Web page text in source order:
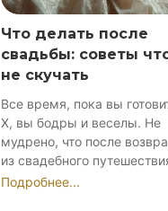
Что делать после
свадьбы: советы
не скучать
Все время, пока вы
Х, вы бодры и веселы. Не
мудрено, что после
из свадебного
Подробнее...